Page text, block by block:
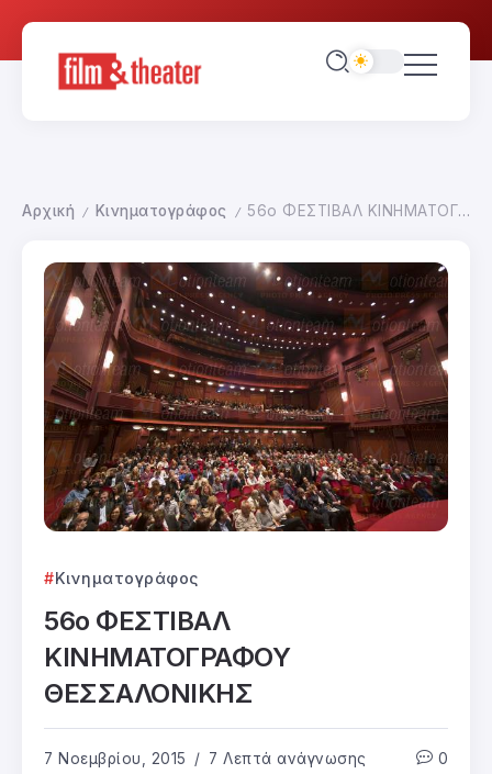
Αρχική / Κινηματογράφος / 56ο ΦΕΣΤΙΒΑΛ ΚΙΝΗΜΑΤΟΓΡΑΦΟΥ ΘΕΣΣΑΛΟΝΙΚΗΣ
Κινηματογράφος
56ο ΦΕΣΤΙΒΑΛ
ΚΙΝΗΜΑΤΟΓΡΑΦΟΥ
ΘΕΣΣΑΛΟΝΙΚΗΣ
7 Νοεμβρίου, 2015 7 Λεπτά ανάγνωσης 0